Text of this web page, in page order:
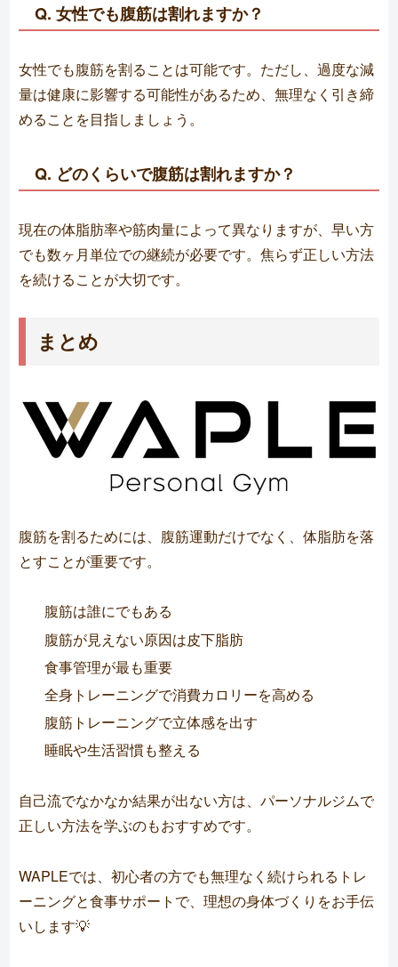
Q. 女性でも腹筋は割れますか？
女性でも腹筋を割ることは可能です。ただし、過度な減
量は健康に影響する可能性があるため、無理なく引き締
めることを目指しましょう。
Q. どのくらいで腹筋は割れますか？
現在の体脂肪率や筋肉量によって異なりますが、早い方
でも数ヶ月単位での継続が必要です。焦らず正しい方法
を続けることが大切です。
まとめ
腹筋を割るためには、腹筋運動だけでなく、体脂肪を落
とすことが重要です。
腹筋は誰にでもある
腹筋が見えない原因は皮下脂肪
食事管理が最も重要
全身トレーニングで消費カロリーを高める
腹筋トレーニングで立体感を出す
睡眠や生活習慣も整える
自己流でなかなか結果が出ない方は、パーソナルジムで
正しい方法を学ぶのもおすすめです。
WAPLEでは、初心者の方でも無理なく続けられるトレ
ーニングと食事サポートで、理想の身体づくりをお手伝
いします💡